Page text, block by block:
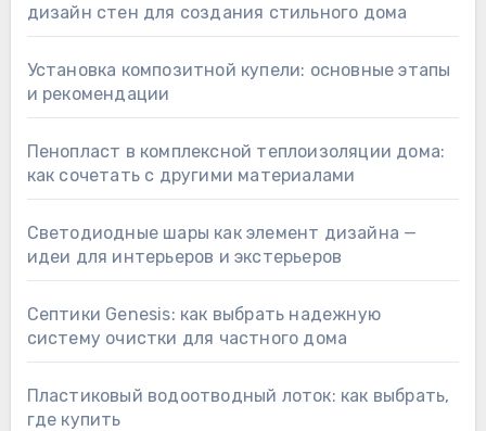
дизайн стен для создания стильного дома
Установка композитной купели: основные этапы
и рекомендации
Пенопласт в комплексной теплоизоляции дома:
как сочетать с другими материалами
Светодиодные шары как элемент дизайна —
идеи для интерьеров и экстерьеров
Септики Genesis: как выбрать надежную
систему очистки для частного дома
Пластиковый водоотводный лоток: как выбрать,
где купить